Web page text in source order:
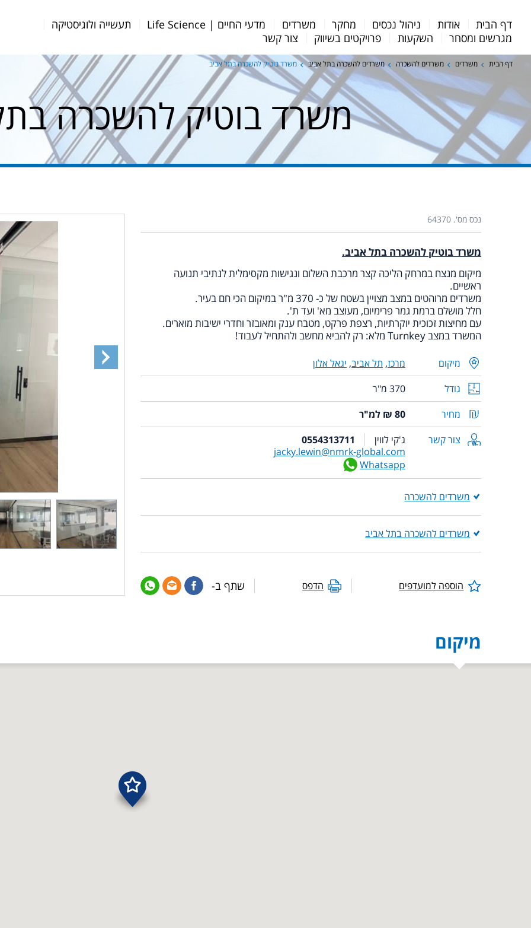
Menu
Bar
דף הבית אודות ניהול נכסים מחקר משרדים מדעי החיים | Life Science
תעשייה ולוגיסטיקה
מגרשים ומסחר
השקעות פרויקטים בשיווק צור קשר
דף הבית משרדים משרדים להשכרה משרדים להשכרה בתל אביב משרד בוטיק להשכרה בתל אביב
משרד בוטיק להשכרה
נכס מס'. 64370
משרד בוטיק להשכרה בתל אביב.
מיקום מנצח במרחק הליכה קצר מרכבת השלום ונגישות מקסימלית לנתיבי תנועה
ראשיים.
משרדים מרוהטים במצב מצויין בשטח של כ- 370 מ"ר במיקום הכי חם בעיר.
חלל מושלם ברמת גמר פרימיום, מעוצב מא' ועד ת'.
עם מחיצות זכוכית יוקרתיות, רצפת פרקט, מטבח ענק ומאובזר וחדרי ישיבות מוארים.
המשרד במצב Turnkey מלא: רק להביא מחשב ולהתחיל לעבוד!
מיקום מרכז, תל אביב, יגאל אלון
גודל
370 מ"ר
מחיר
80 ₪ למ"ר
צור קשר
ג'קי לווין
0554313711
jacky.lewin@nmrk-global.com
Whatsapp
משרדים להשכרה
משרדים להשכרה בתל אביב
הוספה למועדפים הדפס שתף ב-
מיקום